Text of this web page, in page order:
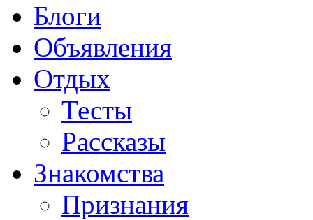
Блоги
Объявления
Отдых
Тесты
Рассказы
Знакомства
Признания